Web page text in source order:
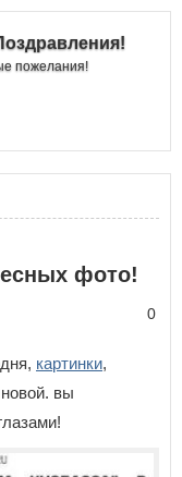
пожелания!
фото!
0
картинки,
вы